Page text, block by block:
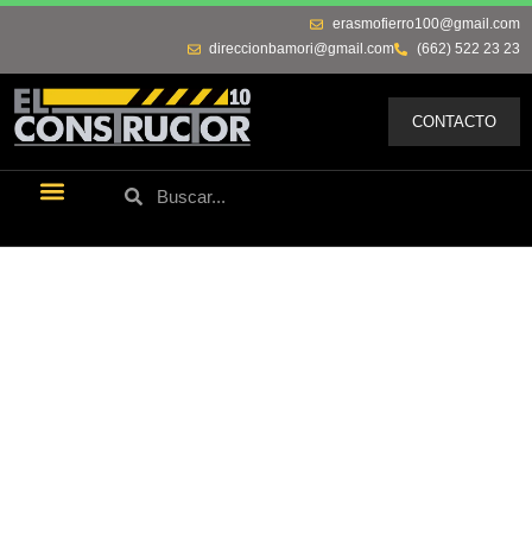
(662) 522 23 23
direccionbamori@gmail.com
erasmofierro100@gmail.com
CONTACTO